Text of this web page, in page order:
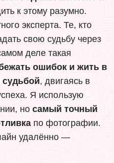
к этому разумно.
эксперта. Те, кто
свою судьбу через
деле такая
ошибок и жить в
судьбой, двигаясь в
Я использую
но самый точный
по фотографии.
удалённо —